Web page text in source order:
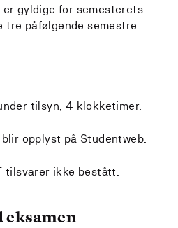
gyldige for semesterets
tre påfølgende semestre.
tilsyn, 4 klokketimer.
opplyst på Studentweb.
tilsvarer ikke bestått.
eksamen